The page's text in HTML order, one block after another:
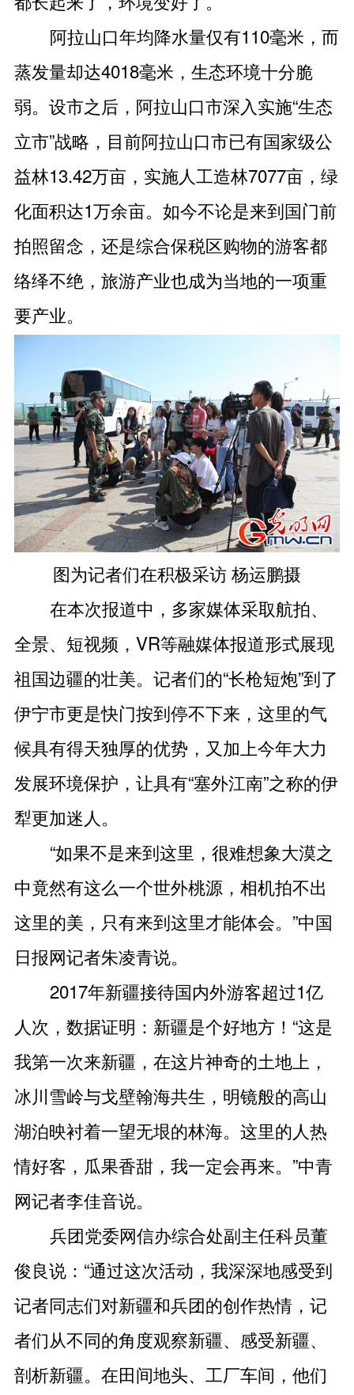
阿拉山口年均降水量仅有110毫米，而
蒸发量却达4018毫米，生态环境十分脆
弱。设市之后，阿拉山口市深入实施“生态
立市”战略，目前阿拉山口市已有国家级公
益林13.42万亩，实施人工造林7077亩，绿
化面积达1万余亩。如今不论是来到国门前
拍照留念，还是综合保税区购物的游客都
络绎不绝，旅游产业也成为当地的一项重
要产业。
图为记者们在积极采访 杨运鹏摄
在本次报道中，多家媒体采取航拍、
全景、短视频，VR等融媒体报道形式展现
祖国边疆的壮美。记者们的“长枪短炮”到了
伊宁市更是快门按到停不下来，这里的气
候具有得天独厚的优势，又加上今年大力
发展环境保护，让具有“塞外江南”之称的伊
犁更加迷人。
“如果不是来到这里，很难想象大漠之
中竟然有这么一个世外桃源，相机拍不出
这里的美，只有来到这里才能体会。”中国
日报网记者朱凌青说。
2017年新疆接待国内外游客超过1亿
人次，数据证明：新疆是个好地方！“这是
我第一次来新疆，在这片神奇的土地上，
冰川雪岭与戈壁翰海共生，明镜般的高山
湖泊映衬着一望无垠的林海。这里的人热
情好客，瓜果香甜，我一定会再来。”中青
网记者李佳音说。
兵团党委网信办综合处副主任科员董
俊良说：“通过这次活动，我深深地感受到
记者同志们对新疆和兵团的创作热情，记
者们从不同的角度观察新疆、感受新疆、
剖析新疆。在田间地头、工厂车间，他们